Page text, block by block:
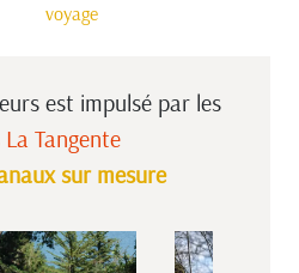
voyage
est impulsé par les
La Tangente
sur mesure